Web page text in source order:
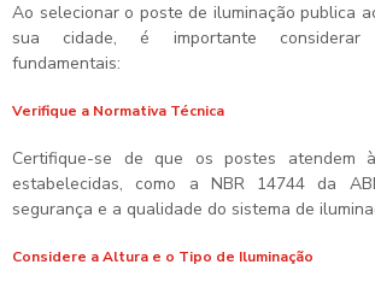
Ao selecionar o poste de iluminação publica
sua cidade, é importante considerar
fundamentais:
Verifique a Normativa Técnica
Certifique-se de que os postes atendem
estabelecidas, como a NBR 14744 da
segurança e a qualidade do sistema de
Considere a Altura e o Tipo de Iluminação